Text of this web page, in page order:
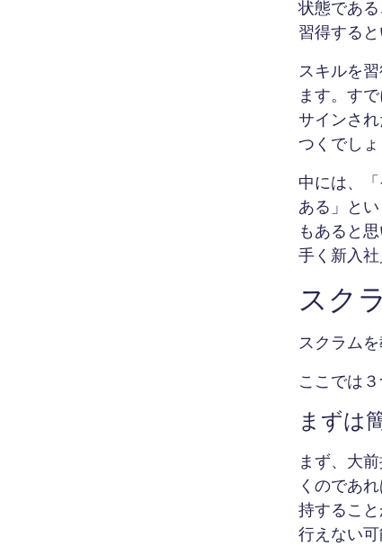
状態であ
習得する
スキルを
ます。す
サインさ
つくでしょ
中には、
ある」と
もあると
手く新入
スク
スクラム
ここでは
まずは
まず、大
くのであ
持するこ
行えない可